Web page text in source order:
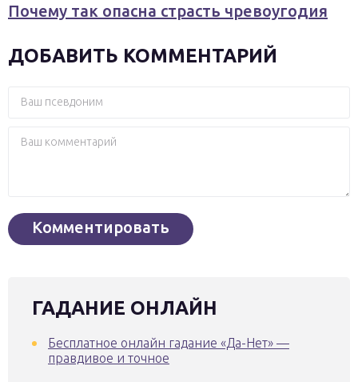
Почему так опасна страсть чревоугодия
ДОБАВИТЬ КОММЕНТАРИЙ
ГАДАНИЕ ОНЛАЙН
Бесплатное онлайн гадание «Да-Нет» —
правдивое и точное